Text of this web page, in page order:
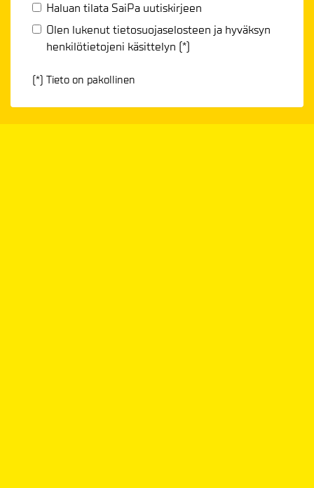
Haluan tilata SaiPa uutiskirjeen
Olen lukenuttietosuojaselosteen ja hyväksyn
henkilötietojeni käsittelyn (*)
(*) Tieto on pakollinen